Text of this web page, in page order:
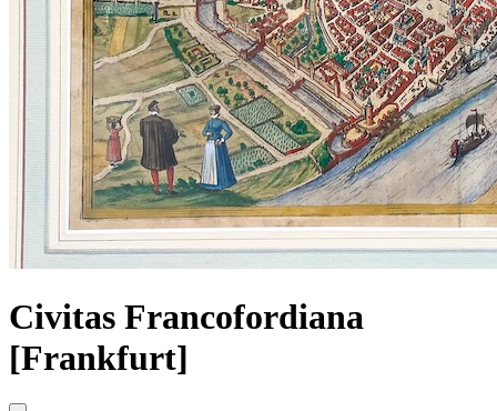
Civitas Francofordiana
[Frankfurt]